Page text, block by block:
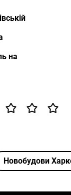
на
Новобудови